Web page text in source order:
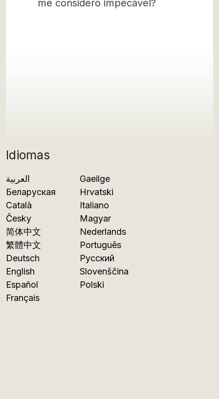
Idiomas
العربية
Беларуская
Català
Česky
简体中文
繁體中文
Deutsch
English
Español
Français
Gaeilge
Hrvatski
Italiano
Magyar
Nederlands
Português
Русский
Slovenščina
Polski
me considero impecável?